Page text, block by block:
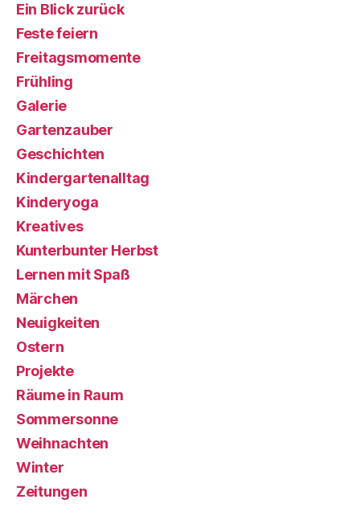
Ein Blick zurück
Feste feiern
Freitagsmomente
Frühling
Galerie
Gartenzauber
Geschichten
Kindergartenalltag
Kinderyoga
Kreatives
Kunterbunter Herbst
Lernen mit Spaß
Märchen
Neuigkeiten
Ostern
Projekte
Räume in Raum
Sommersonne
Weihnachten
Winter
Zeitungen